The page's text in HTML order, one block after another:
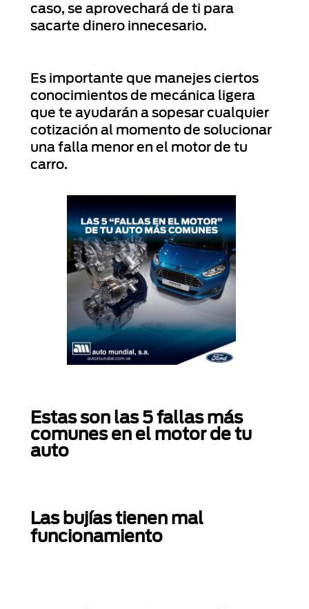
caso, se aprovechará de ti para
sacarte dinero innecesario.
Es importante que manejes ciertos
conocimientos de mecánica ligera
que te ayudarán a sopesar cualquier
cotización al momento de solucionar
una falla menor en el motor de tu
carro.
Estas son las 5 fallas más
comunes en el motor de tu
auto
Las bujías tienen mal
funcionamiento